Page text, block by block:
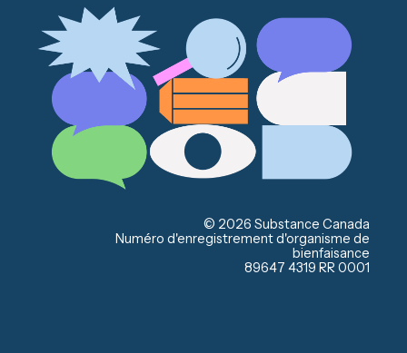
© 2026 Substance Canada
Numéro d'enregistrement d'organisme de
bienfaisance
89647 4319 RR 0001